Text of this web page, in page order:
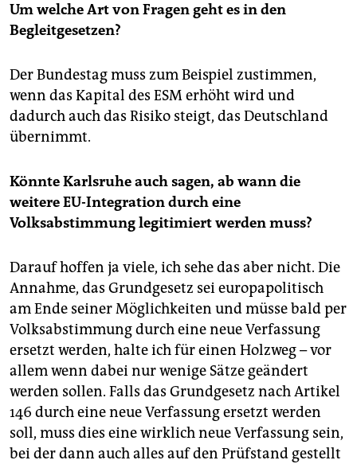
Um welche Art von Fragen geht es in den
Begleitgesetzen?
Der Bundestag muss zum Beispiel zustimmen,
wenn das Kapital des ESM erhöht wird und
dadurch auch das Risiko steigt, das Deutschland
übernimmt.
Könnte Karlsruhe auch sagen, ab wann die
weitere EU-Integration durch eine
Volksabstimmung legitimiert werden muss?
Darauf hoffen ja viele, ich sehe das aber nicht. Die
Annahme, das Grundgesetz sei europapolitisch
am Ende seiner Möglichkeiten und müsse bald per
Volksabstimmung durch eine neue Verfassung
ersetzt werden, halte ich für einen Holzweg – vor
allem wenn dabei nur wenige Sätze geändert
werden sollen. Falls das Grundgesetz nach Artikel
146 durch eine neue Verfassung ersetzt werden
soll, muss dies eine wirklich neue Verfassung sein,
bei der dann auch alles auf den Prüfstand gestellt